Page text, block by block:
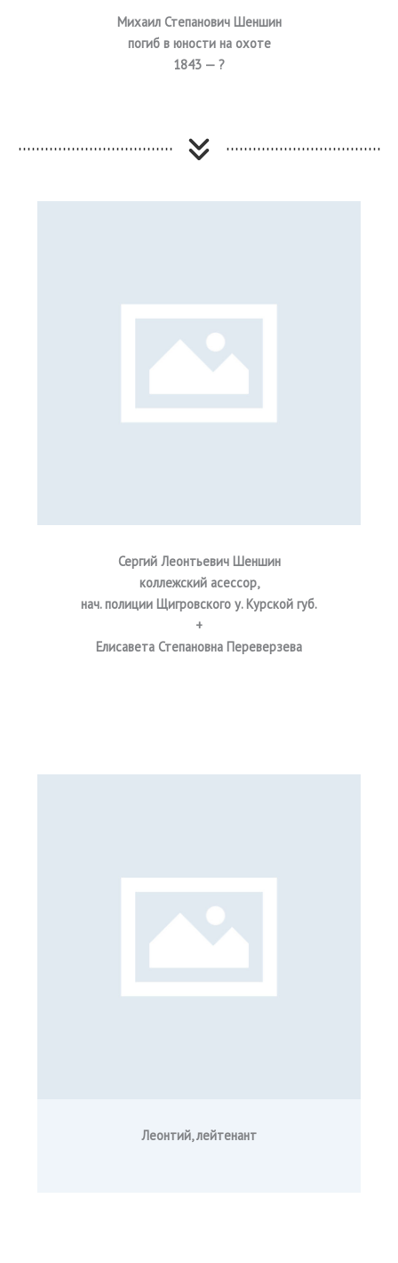
Михаил Степанович Шеншин
погиб в юности на охоте
1843 — ?
Сергий Леонтьевич Шеншин
коллежский асессор,
нач. полиции Щигровского у. Курской губ.
+
Елисавета Степановна Переверзева
Леонтий, лейтенант